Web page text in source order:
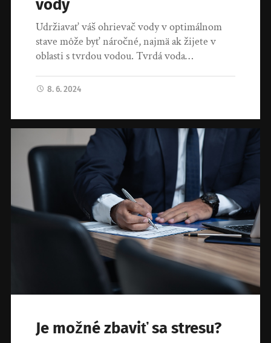
vody
Udržiavať váš ohrievač vody v optimálnom
stave môže byť náročné, najmä ak žijete v
oblasti s tvrdou vodou. Tvrdá voda…
8. 6. 2024
Je možné zbaviť sa stresu?